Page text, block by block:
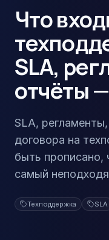
Что
SLA,
отчёты
SLA,
договора на
быть прописано,
самый
Техподдержка SLA